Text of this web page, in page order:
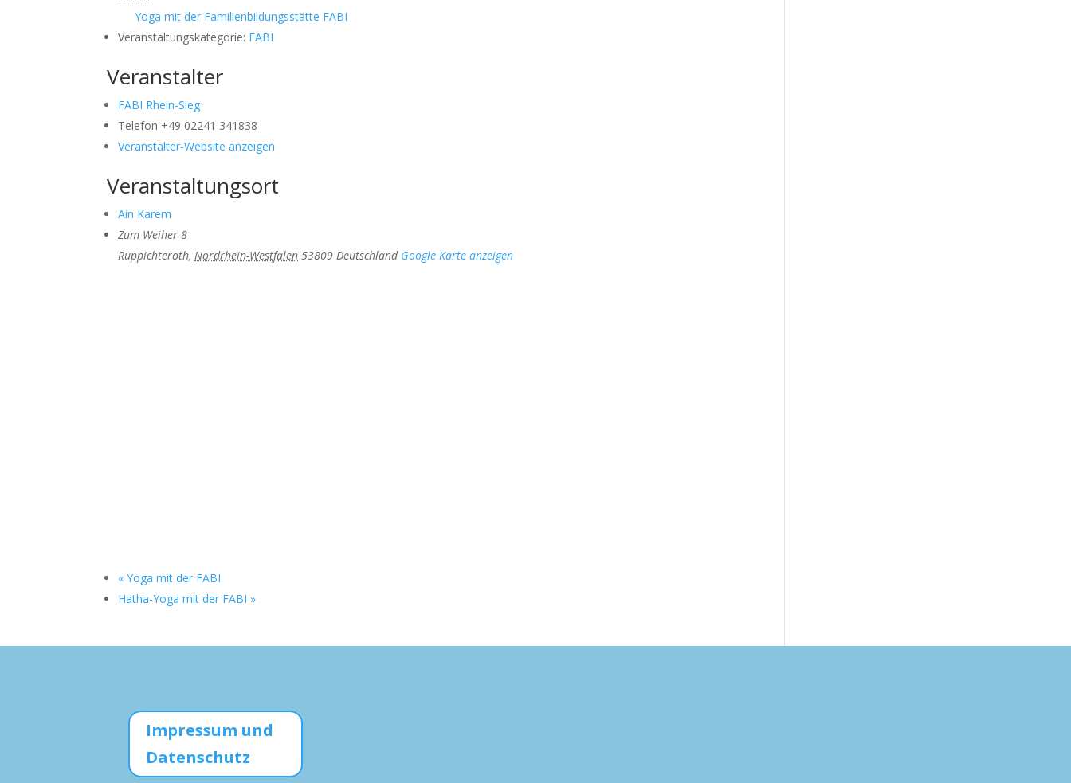
Yoga mit der Familienbildungsstätte FABI
Veranstaltungskategorie: FABI
Veranstalter
FABI Rhein-Sieg
Telefon +49 02241 341838
Veranstalter-Website anzeigen
Veranstaltungsort
Ain Karem
Zum Weiher 8
Ruppichteroth, Nordrhein-Westfalen 53809 Deutschland Google Karte anzeigen
« Yoga mit der FABI
Hatha-Yoga mit der FABI »
Impressum und
Datenschutz